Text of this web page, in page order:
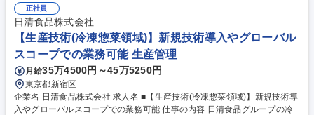
やすさを支える制度設計に携わり、組織強化に貢献できる環境です。 募集
職種 【東京/総務】賞与実績8.7ヶ月/年休121日/黒字決算率99%の安定経
営基盤
正社員
日清食品株式会社
【生産技術(冷凍惣菜領域)】新規技術導入やグローバル
スコープでの業務可能 生産管理
月給35万4500円～45万5250円
東京都新宿区
企業名 日清食品株式会社 求人名 ■【生産技術(冷凍惣菜領域)】新規技術導
入やグローバルスコープでの業務可能 仕事の内容 日清食品グループの冷